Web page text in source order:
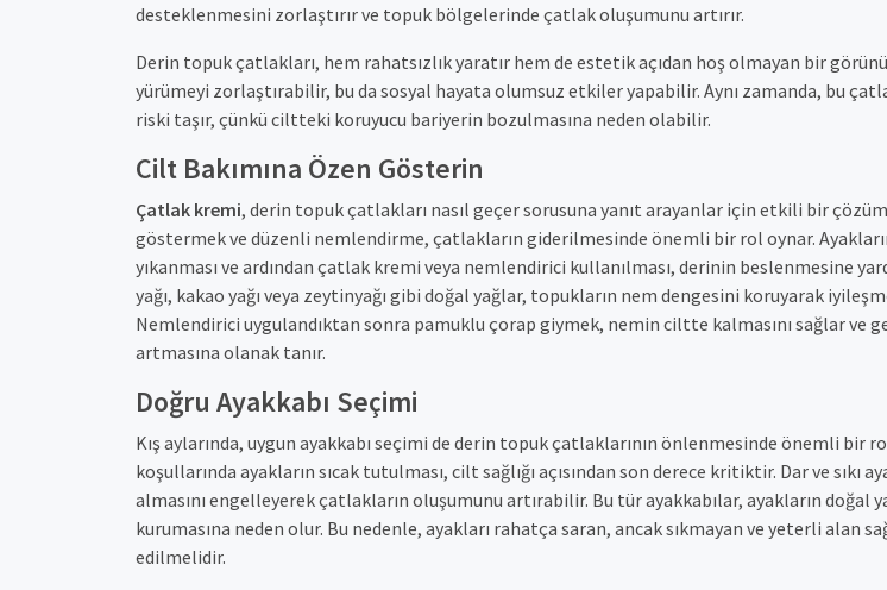
desteklenmesini zorlaştırır ve topuk bölgelerinde çatlak oluşumunu artırır.
Derin topuk çatlakları, hem rahatsızlık yaratır hem de estetik açıdan hoş olmayan bir
yürümeyi zorlaştırabilir, bu da sosyal hayata olumsuz etkiler yapabilir. Aynı zamanda, bu
riski taşır, çünkü ciltteki koruyucu bariyerin bozulmasına neden olabilir.
Cilt Bakımına Özen Gösterin
Çatlak kremi, derin topuk çatlakları nasıl geçer sorusuna yanıt arayanlar için etkili bir
göstermek ve düzenli nemlendirme, çatlakların giderilmesinde önemli bir rol oynar.
yıkanması ve ardından çatlak kremi veya nemlendirici kullanılması, derinin beslenmesine
yağı, kakao yağı veya zeytinyağı gibi doğal yağlar, topukların nem dengesini koruyarak
Nemlendirici uygulandıktan sonra pamuklu çorap giymek, nemin ciltte kalmasını sağlar ve
artmasına olanak tanır.
Doğru Ayakkabı Seçimi
Kış aylarında, uygun ayakkabı seçimi de derin topuk çatlaklarının önlenmesinde önemli bir
koşullarında ayakların sıcak tutulması, cilt sağlığı açısından son derece kritiktir. Dar ve sıkı
almasını engelleyerek çatlakların oluşumunu artırabilir. Bu tür ayakkabılar, ayakların doğal
kurumasına neden olur. Bu nedenle, ayakları rahatça saran, ancak sıkmayan ve yeterli alan
edilmelidir.